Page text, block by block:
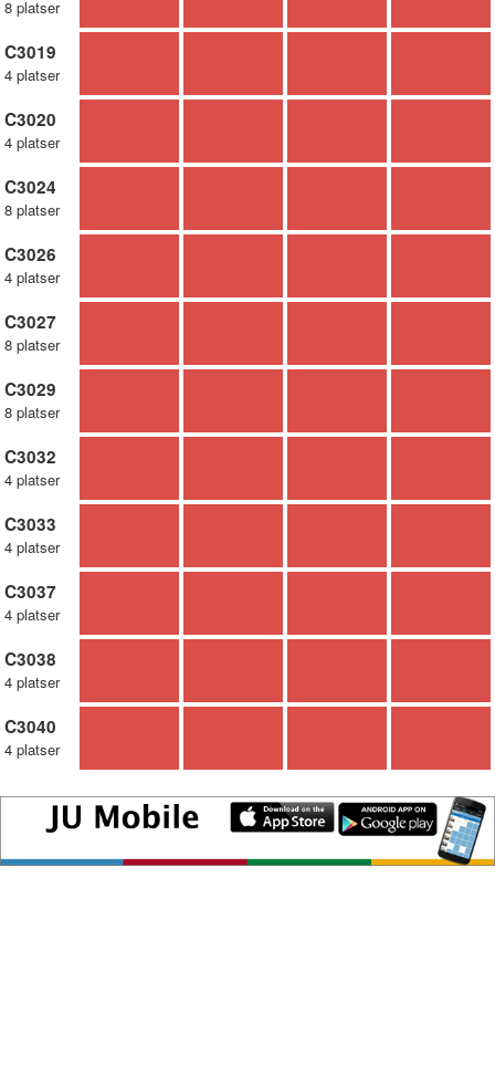
8 platser
C3019
4 platser
C3020
4 platser
C3024
8 platser
C3026
4 platser
C3027
8 platser
C3029
8 platser
C3032
4 platser
C3033
4 platser
C3037
4 platser
C3038
4 platser
C3040
4 platser